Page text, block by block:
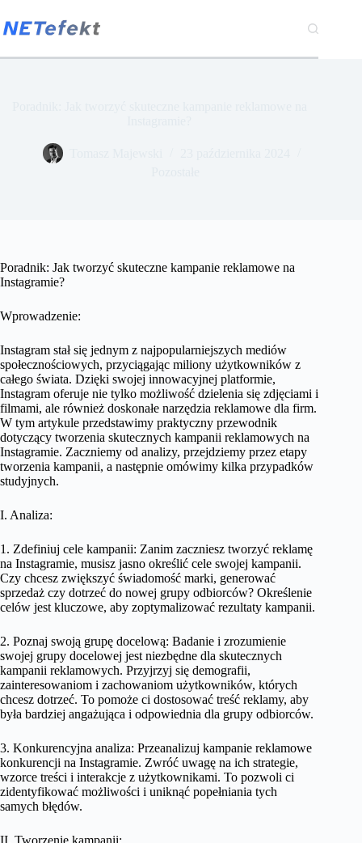
do
treści
Poradnik: Jak tworzyć skuteczne kampanie reklamowe na
Instagramie?
Wprowadzenie:
Instagram stał się jednym z najpopularniejszych mediów
społecznościowych, przyciągając miliony użytkowników z
całego świata. Dzięki swojej innowacyjnej platformie,
Instagram oferuje nie tylko możliwość dzielenia się zdjęciami i
filmami, ale również doskonałe narzędzia reklamowe dla firm.
W tym artykule przedstawimy praktyczny przewodnik
dotyczący tworzenia skutecznych kampanii reklamowych na
Instagramie. Zaczniemy od analizy, przejdziemy przez etapy
tworzenia kampanii, a następnie omówimy kilka przypadków
studyjnych.
I. Analiza:
1. Zdefiniuj cele kampanii: Zanim zaczniesz tworzyć reklamę
na Instagramie, musisz jasno określić cele swojej kampanii.
Czy chcesz zwiększyć świadomość marki, generować
sprzedaż czy dotrzeć do nowej grupy odbiorców? Określenie
celów jest kluczowe, aby zoptymalizować rezultaty kampanii.
2. Poznaj swoją grupę docelową: Badanie i zrozumienie
swojej grupy docelowej jest niezbędne dla skutecznych
kampanii reklamowych. Przyjrzyj się demografii,
zainteresowaniom i zachowaniom użytkowników, których
chcesz dotrzeć. To pomoże ci dostosować treść reklamy, aby
była bardziej angażująca i odpowiednia dla grupy odbiorców.
3. Konkurencyjna analiza: Przeanalizuj kampanie reklamowe
konkurencji na Instagramie. Zwróć uwagę na ich strategie,
wzorce treści i interakcje z użytkownikami. To pozwoli ci
zidentyfikować możliwości i uniknąć popełniania tych
samych błędów.
II. Tworzenie kampanii: